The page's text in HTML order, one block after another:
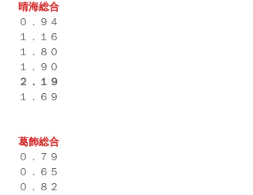
晴海総合
０．９４
１．１６
１．８０
１．９０
２．１９
１．６９
葛飾総合
０．７９
０．６５
０．８２